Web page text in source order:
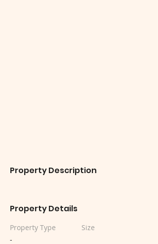
Property Description
Property Details
Property Type
-
Size